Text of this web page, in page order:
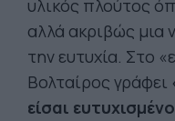
υλικός πλούτος
αλλά ακριβώς μια
την ευτυχία. Στο
Βολταίρος γράφει
είσαι